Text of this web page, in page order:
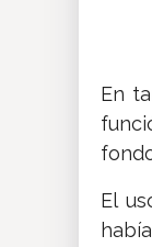
En
El